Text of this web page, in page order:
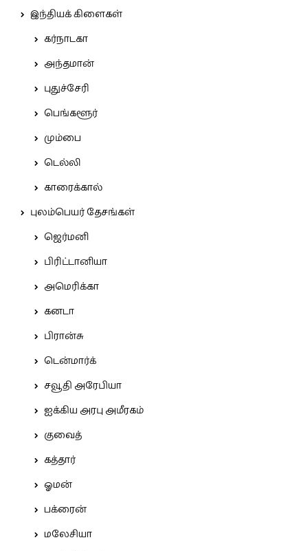
இந்தியக் கிளைகள்
கர்நாடகா
அந்தமான்
புதுச்சேரி
பெங்களூர்
மும்பை
டெல்லி
காரைக்கால்
புலம்பெயர் தேசங்கள்
ஜெர்மனி
பிரிட்டானியா
அமெரிக்கா
கனடா
பிரான்சு
டென்மார்க்
சவூதி அரேபியா
ஐக்கிய அரபு அமீரகம்
குவைத்
கத்தார்
ஓமன்
பக்ரைன்
மலேசியா